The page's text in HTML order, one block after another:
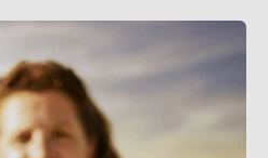
Charakterzüge des
Mauriac.